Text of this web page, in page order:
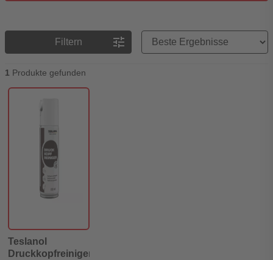
Filtern tune
Preisreihenfolge
1 Produkte gefunden
Teslanol
Druckkopfreiniger